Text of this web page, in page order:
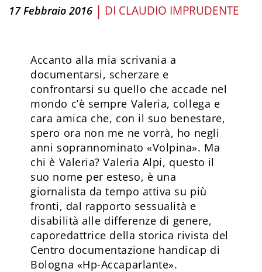
17 Febbraio 2016 | DI CLAUDIO IMPRUDENTE
Accanto alla mia scrivania a
documentarsi, scherzare e
confrontarsi su quello che accade nel
mondo c’è sempre Valeria, collega e
cara amica che, con il suo benestare,
spero ora non me ne vorrà, ho negli
anni soprannominato «Volpina». Ma
chi è Valeria? Valeria Alpi, questo il
suo nome per esteso, è una
giornalista da tempo attiva su più
fronti, dal rapporto sessualità e
disabilità alle differenze di genere,
caporedattrice della storica rivista del
Centro documentazione handicap di
Bologna «Hp-Accaparlante».